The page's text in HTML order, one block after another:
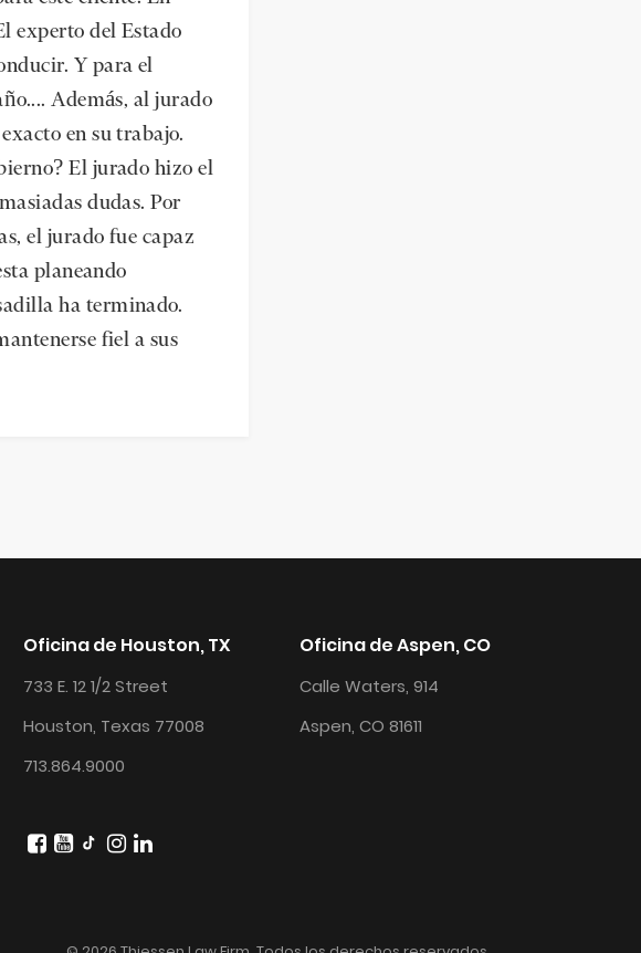
experto del Estado
Y para el
Además, al jurado
en su trabajo.
El jurado hizo el
dudas. Por
el jurado fue capaz
planeando
ha terminado.
fiel a sus
Oficina de Houston, TX
733 E. 12 1/2 Street
Houston, Texas 77008
713.864.9000
Oficina de Aspen, CO
Calle Waters, 914
Aspen, CO 81611